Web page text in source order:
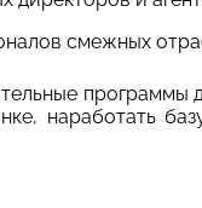
смежных
программы
наработать